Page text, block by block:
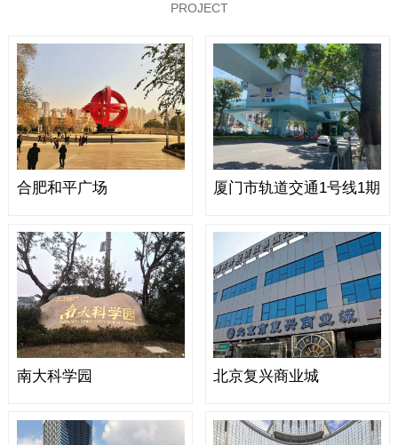
PROJECT
合肥和平广场 厦门市轨道交通1号线1期
南大科学园 北京复兴商业城